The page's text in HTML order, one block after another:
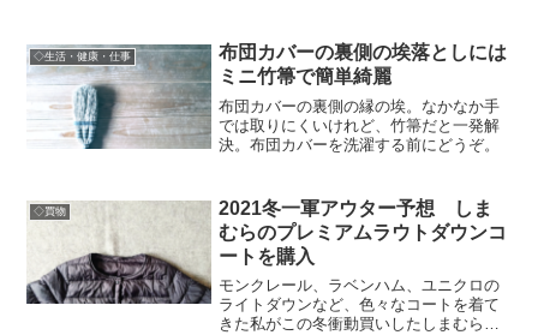
決。
◇生活・健康・仕事
布団カバーの裏側の埃落としには
ミニ竹箒で簡単綺麗
布団カバーの裏側の縁の埃。なかなか手
では取りにくいけれど、竹箒だと一発解
決。布団カバーを洗濯する前にどうぞ。
◇買物
2021冬一軍アウター予想 しま
むらのプレミアムラウトダウンコ
ートを購入
モンクレール、ラベンハム、ユニクロの
ライトダウンなど、色々なコートを着て
きた私がこの冬衝動買いしたしまむらの